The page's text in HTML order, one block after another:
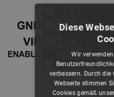
Aufwärts-/
Diese
Wir
verbessern. Durch
Webseite stimmen
Cookies gemäß